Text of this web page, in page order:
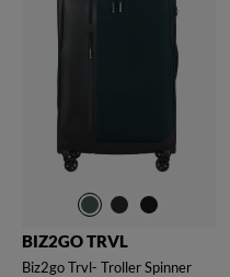
BIZ2GO TRVL
Biz2go Trvl- Troller Spinner